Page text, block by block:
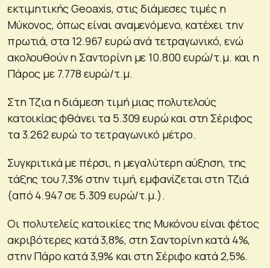
εκτιμητικής Geoaxis, στις διάμεσες τιμές η
Μύκονος, όπως είναι αναμενόμενο, κατέχει την
πρωτιά, στα 12.967 ευρώ ανά τετραγωνικό, ενώ
ακολουθούν η Σαντορίνη με 10.800 ευρώ/τ.μ. και η
Πάρος με 7.778 ευρώ/τ.μ.
Στη Τζια η διάμεση τιμή μιας πολυτελούς
κατοικίας φθάνει τα 5.309 ευρώ και στη Σέριφος
τα 3.262 ευρώ το τετραγωνικό μέτρο.
Συγκριτικά με πέρσι, η μεγαλύτερη αύξηση, της
τάξης του 7,3% στην τιμή, εμφανίζεται στη Τζιά
(από 4.947 σε 5.309 ευρώ/τ.μ.).
Οι πολυτελείς κατοικίες της Μυκόνου είναι φέτος
ακριβότερες κατά 3,8%, στη Σαντορίνη κατά 4%,
στην Πάρο κατά 3,9% και στη Σέριφο κατά 2,5%.